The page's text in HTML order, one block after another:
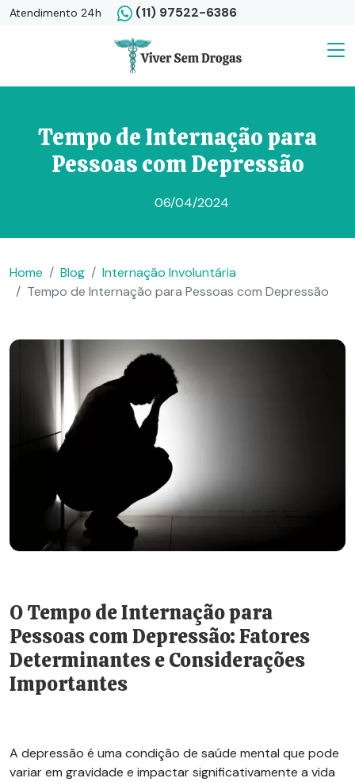
Atendimento 24h (11) 97522-6386
Tempo de Internação para
Pessoas com Depressão
06/04/2024
Home Blog
Internação Involuntária
Tempo de Internação para Pessoas com Depressão
O Tempo de Internação para
Pessoas com Depressão: Fatores
Determinantes e Considerações
Importantes
A depressão é uma condição de saúde mental que pode
variar em gravidade e impactar significativamente a vida